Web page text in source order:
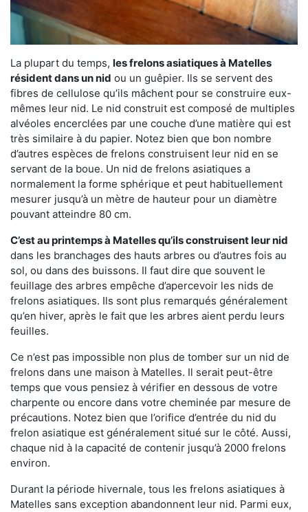
La plupart du temps, les frelons asiatiques à Matelles
résident dans un nid ou un guêpier. Ils se servent des
fibres de cellulose qu’ils mâchent pour se construire eux-
mêmes leur nid. Le nid construit est composé de multiples
alvéoles encerclées par une couche d’une matière qui est
très similaire à du papier. Notez bien que bon nombre
d’autres espèces de frelons construisent leur nid en se
servant de la boue. Un nid de frelons asiatiques a
normalement la forme sphérique et peut habituellement
mesurer jusqu’à un mètre de hauteur pour un diamètre
pouvant atteindre 80 cm.
C’est au printemps à Matelles qu’ils construisent leur nid
dans les branchages des hauts arbres ou d’autres fois au
sol, ou dans des buissons. Il faut dire que souvent le
feuillage des arbres empêche d’apercevoir les nids de
frelons asiatiques. Ils sont plus remarqués généralement
qu’en hiver, après le fait que les arbres aient perdu leurs
feuilles.
Ce n’est pas impossible non plus de tomber sur un nid de
frelons dans une maison à Matelles. Il serait peut-être
temps que vous pensiez à vérifier en dessous de votre
charpente ou encore dans votre cheminée par mesure de
précautions. Notez bien que l’orifice d’entrée du nid du
frelon asiatique est généralement situé sur le côté. Aussi,
chaque nid à la capacité de contenir jusqu’à 2000 frelons
environ.
Durant la période hivernale, tous les frelons asiatiques à
Matelles sans exception abandonnent leur nid. Parmi eux,